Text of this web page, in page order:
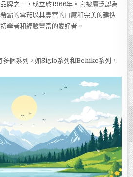
牌之一，成立於1966年。它被廣泛認為
霸的雪茄以其豐富的口感和完美的建造
學者和經驗豐富的愛好者。
多個系列，如Siglo系列和Behike系列，